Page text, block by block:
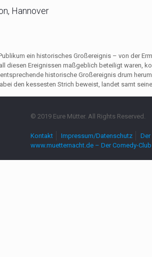
Hannover
ein historisches Großereignis – von der
all diesen Ereignissen maßgeblich beteiligt waren,
historische Großereignis drum
den kessesten Strich beweist, landet samt
© 2019 Eure Mütter. All Rights Reserved.
Kontakt Impressum/Datenschutz
www.muetternacht.de – Der Comedy-Club